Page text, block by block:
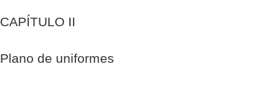
CAPÍTULO II
Plano de uniformes